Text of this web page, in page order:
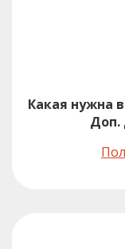
Какая нужна
Доп.